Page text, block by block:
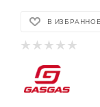
В ИЗБРАННОЕ